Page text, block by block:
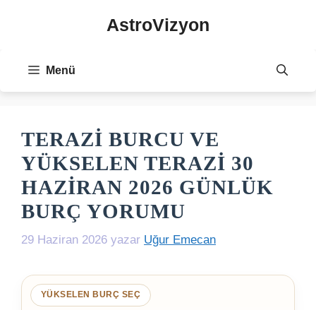
AstroVizyon
Menü
TERAZI BURCU VE
YÜKSELEN TERAZI 30
HAZIRAN 2026 GÜNLÜK
BURÇ YORUMU
29 Haziran 2026 yazar Uğur Emecan
YÜKSELEN BURÇ SEÇ